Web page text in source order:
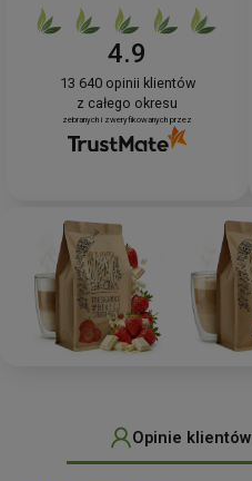
4.9
13 640opinii klientów
z całego okresu
zebranych i zweryfikowanych przez
Opinie klientów